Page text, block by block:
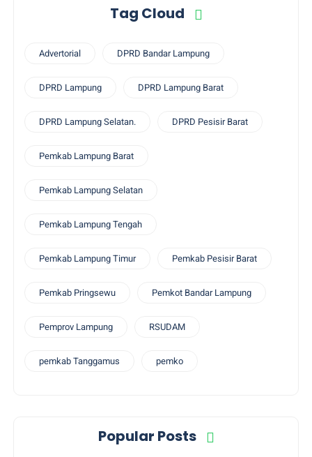
Tag Cloud
Advertorial DPRD Bandar Lampung
DPRD Lampung DPRD Lampung Barat
DPRD Lampung Selatan. DPRD Pesisir Barat
Pemkab Lampung Barat
Pemkab Lampung Selatan
Pemkab Lampung Tengah
Pemkab Lampung Timur Pemkab Pesisir Barat
Pemkab Pringsewu Pemkot Bandar Lampung
Pemprov Lampung RSUDAM
pemkab Tanggamus pemko
Popular Posts